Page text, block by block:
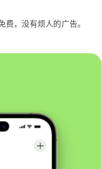
费，没有烦人的广告。